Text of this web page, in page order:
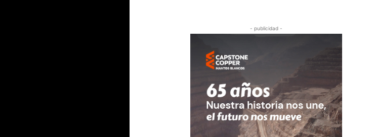
- publicidad -